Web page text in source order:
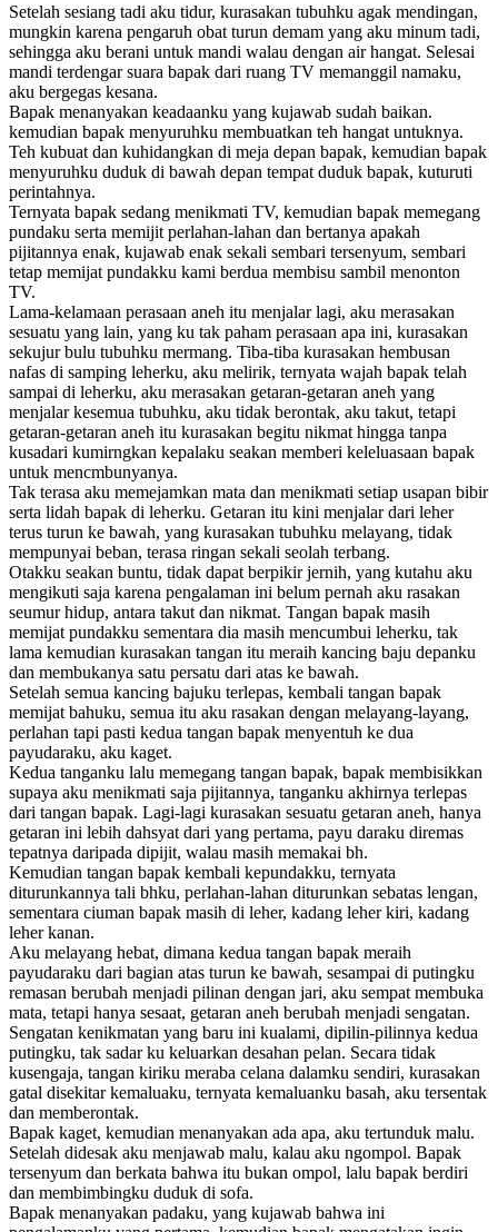
Setelah sesiang tadi aku tidur, kurasakan tubuhku agak mendingan,
mungkin karena pengaruh obat turun demam yang aku minum tadi,
sehingga aku berani untuk mandi walau dengan air hangat. Selesai
mandi terdengar suara bapak dari ruang TV memanggil namaku,
aku bergegas kesana.
Bapak menanyakan keadaanku yang kujawab sudah baikan.
kemudian bapak menyuruhku membuatkan teh hangat untuknya.
Teh kubuat dan kuhidangkan di meja depan bapak, kemudian bapak
menyuruhku duduk di bawah depan tempat duduk bapak, kuturuti
perintahnya.
Ternyata bapak sedang menikmati TV, kemudian bapak memegang
pundaku serta memijit perlahan-lahan dan bertanya apakah
pijitannya enak, kujawab enak sekali sembari tersenyum, sembari
tetap memijat pundakku kami berdua membisu sambil menonton
TV.
Lama-kelamaan perasaan aneh itu menjalar lagi, aku merasakan
sesuatu yang lain, yang ku tak paham perasaan apa ini, kurasakan
sekujur bulu tubuhku mermang. Tiba-tiba kurasakan hembusan
nafas di samping leherku, aku melirik, ternyata wajah bapak telah
sampai di leherku, aku merasakan getaran-getaran aneh yang
menjalar kesemua tubuhku, aku tidak berontak, aku takut, tetapi
getaran-getaran aneh itu kurasakan begitu nikmat hingga tanpa
kusadari kumirngkan kepalaku seakan memberi keleluasaan bapak
untuk mencmbunyanya.
Tak terasa aku memejamkan mata dan menikmati setiap usapan bibir
serta lidah bapak di leherku. Getaran itu kini menjalar dari leher
terus turun ke bawah, yang kurasakan tubuhku melayang, tidak
mempunyai beban, terasa ringan sekali seolah terbang.
Otakku seakan buntu, tidak dapat berpikir jernih, yang kutahu aku
mengikuti saja karena pengalaman ini belum pernah aku rasakan
seumur hidup, antara takut dan nikmat. Tangan bapak masih
memijat pundakku sementara dia masih mencumbui leherku, tak
lama kemudian kurasakan tangan itu meraih kancing baju depanku
dan membukanya satu persatu dari atas ke bawah.
Setelah semua kancing bajuku terlepas, kembali tangan bapak
memijat bahuku, semua itu aku rasakan dengan melayang-layang,
perlahan tapi pasti kedua tangan bapak menyentuh ke dua
payudaraku, aku kaget.
Kedua tanganku lalu memegang tangan bapak, bapak membisikkan
supaya aku menikmati saja pijitannya, tanganku akhirnya terlepas
dari tangan bapak. Lagi-lagi kurasakan sesuatu getaran aneh, hanya
getaran ini lebih dahsyat dari yang pertama, payu daraku diremas
tepatnya daripada dipijit, walau masih memakai bh.
Kemudian tangan bapak kembali kepundakku, ternyata
diturunkannya tali bhku, perlahan-lahan diturunkan sebatas lengan,
sementara ciuman bapak masih di leher, kadang leher kiri, kadang
leher kanan.
Aku melayang hebat, dimana kedua tangan bapak meraih
payudaraku dari bagian atas turun ke bawah, sesampai di putingku
remasan berubah menjadi pilinan dengan jari, aku sempat membuka
mata, tetapi hanya sesaat, getaran aneh berubah menjadi sengatan.
Sengatan kenikmatan yang baru ini kualami, dipilin-pilinnya kedua
putingku, tak sadar ku keluarkan desahan pelan. Secara tidak
kusengaja, tangan kiriku meraba celana dalamku sendiri, kurasakan
gatal disekitar kemaluaku, ternyata kemaluanku basah, aku tersentak
dan memberontak.
Bapak kaget, kemudian menanyakan ada apa, aku tertunduk malu.
Setelah didesak aku menjawab malu, kalau aku ngompol. Bapak
tersenyum dan berkata bahwa itu bukan ompol, lalu bapak berdiri
dan membimbingku duduk di sofa.
Bapak menanyakan padaku, yang kujawab bahwa ini